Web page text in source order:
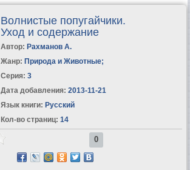
Волнистые попугайчики.
Уход и содержание
Автор: Рахманов А.
Жанр: Природа и Животные;
Серия: 3
Дата добавления: 2013-11-21
Язык книги: Русский
Кол-во страниц: 14
0